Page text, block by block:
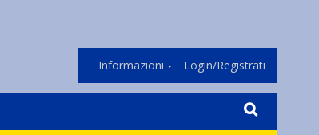
Informazioni Login/Registrati